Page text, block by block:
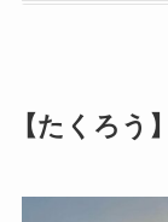
【たくろう